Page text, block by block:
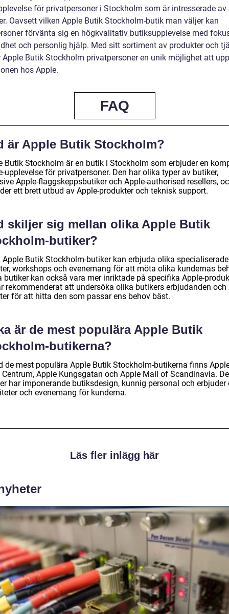
för privatpersoner i Stockholm som är intresserade av
Oavsett vilken Apple Butik Stockholm-butik man väljer kan
förvänta sig en högkvalitativ butiksupplevelse med
och personlig hjälp. Med sitt sortiment av produkter och
Apple Butik Stockholm privatpersoner en unik möjlighet att
hos Apple.
FAQ
är Apple Butik Stockholm?
Butik Stockholm är en butik i Stockholm som erbjuder en
upplevelse för privatpersoner. Den har olika typer av butiker,
Apple-flaggskeppsbutiker och Apple-authorised resellers,
ett brett utbud av Apple-produkter och teknisk support.
skiljer sig mellan olika Apple Butik
butiker?
Apple Butik Stockholm-butiker kan erbjuda olika specialiserade
workshops och evenemang för att möta olika kundernas
butiker kan också vara mer inriktade på specifika Apple-
rekommenderat att undersöka olika butikers erbjudanden och
för att hitta den som passar ens behov bäst.
är de mest populära Apple Butik
butikerna?
de mest populära Apple Butik Stockholm-butikerna finns
Centrum, Apple Kungsgatan och Apple Mall of Scandinavia.
har imponerande butiksdesign, kunnig personal och erbjuder
och evenemang för kunderna.
Läs fler inlägg här